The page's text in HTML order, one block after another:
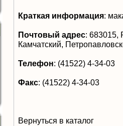
Краткая информация:
Почтовый адрес: 683015,
Камчатский,
Телефон: (41522) 4-34-03
Факс: (41522) 4-34-03
Вернуться в каталог